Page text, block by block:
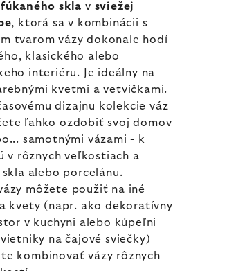
fúkaného skla v sviežej
, ktorá sa v kombinácii s
tvarom vázy dokonale hodí
klasického alebo
interiéru. Je ideálny na
kvetmi a vetvičkami.
dizajnu kolekcie váz
ľahko ozdobiť svoj domov
samotnými vázami - k
v rôznych veľkostiach a
alebo porcelánu.
môžete použiť na iné
kvety (napr. ako dekoratívny
v kuchyni alebo kúpeľni
na čajové sviečky)
kombinovať vázy rôznych